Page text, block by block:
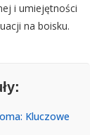
i umiejętności
na boisku.
Kluczowe